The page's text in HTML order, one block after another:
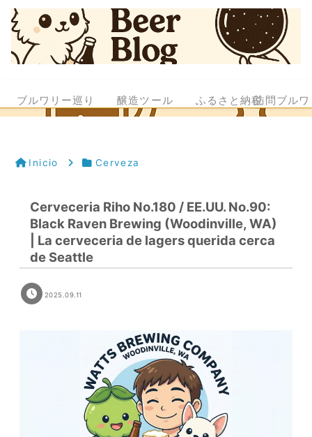
ブルワリー巡り 醸造ツール ふるさと納税訪問ブル
Inicio Cerveza
Cerveceria Riho No.180 / EE.UU. No.90:
Black Raven Brewing (Woodinville, WA)
| La cerveceria de lagers querida cerca
de Seattle
2025.09.11